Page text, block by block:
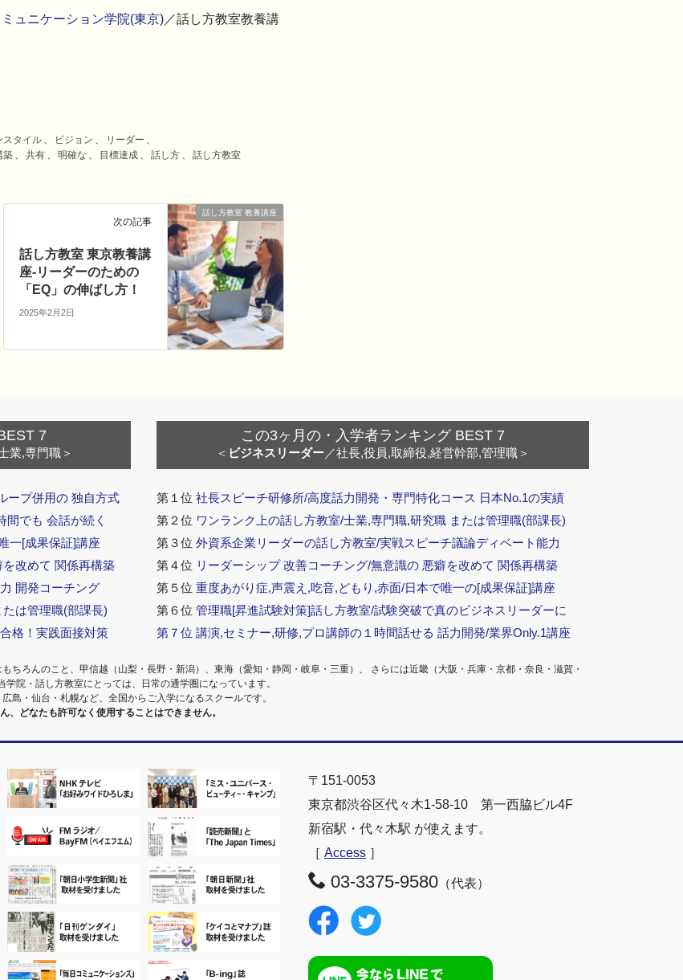
ュニケーション学院(東京) ／話し方教室教養講
スタイル ビジョン リーダー
築 共有 明確な 目標達成 話し方 話し方教室
話し方教室 教養講座
次の記事
話し方教室 東京教養講
座-リーダーのための
「EQ」の伸ばし方！
2025年2月2日
7
業,専門職＞
ープ併用の 独自方式
間でも 会話が続く
一[成果保証]講座
改めて 関係再構築
開発コーチング
は管理職(部課長)
格！実践面接対策
この3ヶ月の・入学者ランキング BEST 7
＜ ビジネスリーダー／社長,役員,取締役,経営幹部,管理職＞
第１位 社長スピーチ研修所/高度話力開発・専門特化コース 日本No.1の実績
第２位 ワンランク上の話し方教室/士業,専門職,研究職 または管理職(部課長)
第３位 外資系企業リーダーの話し方教室/実戦スピーチ議論ディベート能力
第４位 リーダーシップ 改善コーチング/無意識の 悪癖を改めて 関係再構築
第５位 重度あがり症,声震え,吃音,どもり,赤面/日本で唯一の[成果保証]講座
第６位 管理職[昇進試験対策]話し方教室/試験突破で真のビジネスリーダーに
第７位 講演,セミナー,研修,プロ講師の１時間話せる 話力開発/業界Only.1講座
ちろんのこと、甲信越（山梨・長野・新潟）、東海（愛知・静岡・岐阜・三重）、 さらには近畿（大阪・兵庫・京都・奈良・滋賀・
院・話し方教室にとっては、日常の通学圏になっています。
島・仙台・札幌など、全国からご入学になるスクールです。
どなたも許可なく使用することはできません。
〒151-0053
東京都渋谷区代々木1-58-10 第一西脇ビル4F
新宿駅・代々木駅 が使えます。
［ Access］
03-3375-9580（代表）